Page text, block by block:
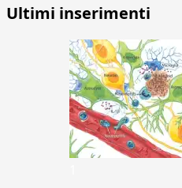
Ultimi inserimenti